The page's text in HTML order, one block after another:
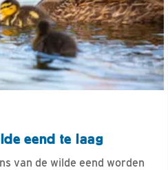
eend te laag
van de wilde eend worden